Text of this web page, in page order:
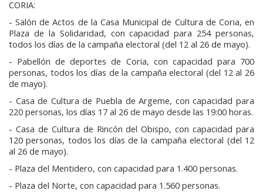
CORIA:
- Salón de Actos de la Casa Municipal de Cultura de Coria, en
Plaza de la Solidaridad, con capacidad para 254 personas,
todos los días de la campaña electoral (del 12 al 26 de mayo).
- Pabellón de deportes de Coria, con capacidad para 700
personas, todos los días de la campaña electoral (del 12 al 26
de mayo).
- Casa de Cultura de Puebla de Argeme, con capacidad para
220 personas, los días 17 al 26 de mayo desde las 19:00 horas.
- Casa de Cultura de Rincón del Obispo, con capacidad para
120 personas, todos los días de la campaña electoral (del 12
al 26 de mayo).
- Plaza del Mentidero, con capacidad para 1.400 personas.
- Plaza del Norte, con capacidad para 1.560 personas.